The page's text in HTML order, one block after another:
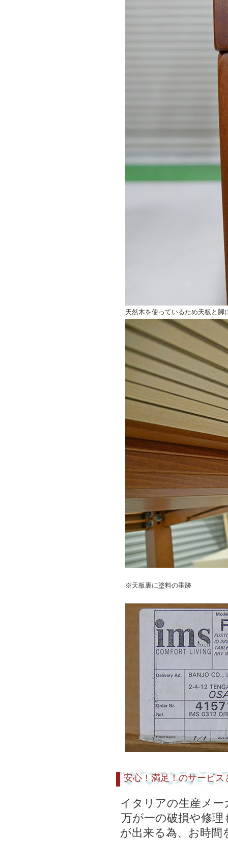
天然木を使っているため天板と
※天板裏に塗料の垂跡
安心！満足！のサービ
イタリアの生産メ
万が一の破損や修
が出来る為、お時